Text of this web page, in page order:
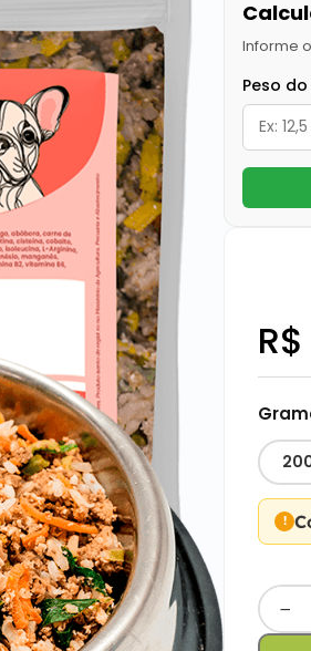
Informe
Peso
−